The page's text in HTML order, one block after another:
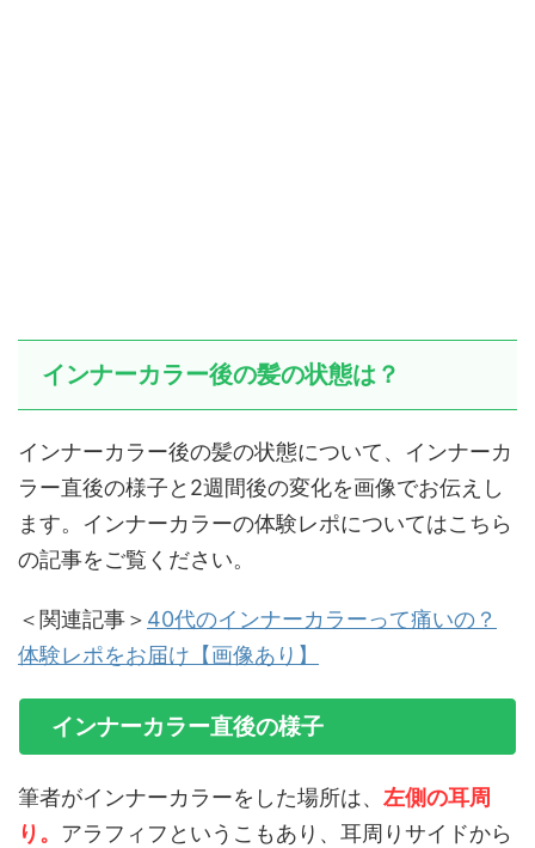
インナーカラー後の髪の状態は？
インナーカラー後の髪の状態について、インナーカ
ラー直後の様子と2週間後の変化を画像でお伝えし
ます。インナーカラーの体験レポについてはこちら
の記事をご覧ください。
＜関連記事＞ 40代のインナーカラーって痛いの？
体験レポをお届け【画像あり】
インナーカラー直後の様子
筆者がインナーカラーをした場所は、 左側の耳周
り。 アラフィフというこもあり、耳周りサイドから